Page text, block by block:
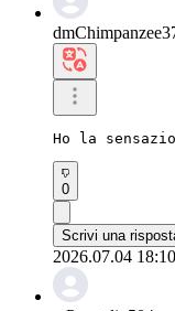
Ho la
0
Scrivi una
2026.07.04 18:10